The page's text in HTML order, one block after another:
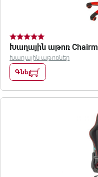
Խաղային աթոռ
Խաղային աթոռներ
Գնել